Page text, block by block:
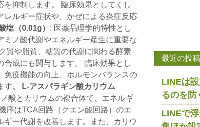
抑制します。 臨床効果としてくし
レルギー症状や、かぜによる炎症反応
塩（0.01g） : 医薬品理学的特性とし
ノ酸代謝やエネルギー産生に重要な
質や脂質、糖質の代謝に関わる酵素
成にも関与します。 臨床効果とし
免疫機能の向上、ホルモンバランスの
す。
L-アスパラギン酸カリウム
酸とカリウムの複合体で、エネルギ
序はTCA回路（クエン酸回路）のエ
ー代謝を改善します。また、カリウ
最近の投稿
LINEは
るのを防
LINEで